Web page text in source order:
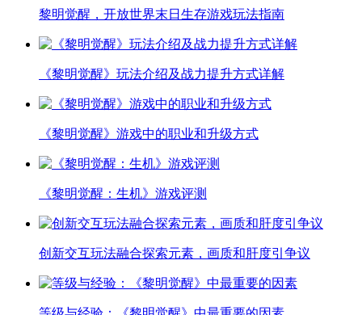
黎明觉醒，开放世界末日生存游戏玩法指南
《黎明觉醒》玩法介绍及战力提升方式详解
《黎明觉醒》游戏中的职业和升级方式
《黎明觉醒：生机》游戏评测
创新交互玩法融合探索元素，画质和肝度引争议